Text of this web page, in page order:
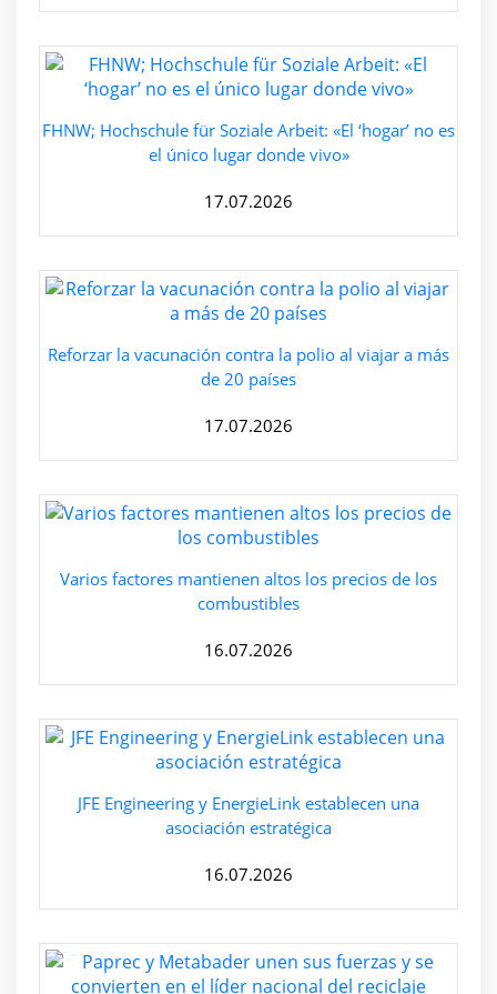
FHNW; Hochschule für Soziale Arbeit: «El ‘hogar’ no es
el único lugar donde vivo»
17.07.2026
Reforzar la vacunación contra la polio al viajar a más
de 20 países
17.07.2026
Varios factores mantienen altos los precios de los
combustibles
16.07.2026
JFE Engineering y EnergieLink establecen una
asociación estratégica
16.07.2026